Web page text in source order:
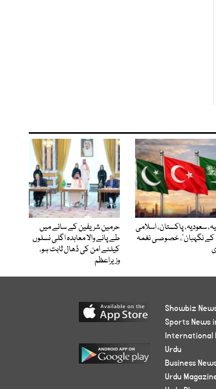
سعودیہ، پاکستان، اسلامی
کے نگہبان’، خصوصی نغمہ
حرمین شریفین کے سائے میں
طے پانے والا معاہدہ اگلی نسلوں
کیلئے امن کی ڈھال ثابت ہو،
وزیراعظم
Showbiz
Sports News
International
Urdu
Business
Urdu